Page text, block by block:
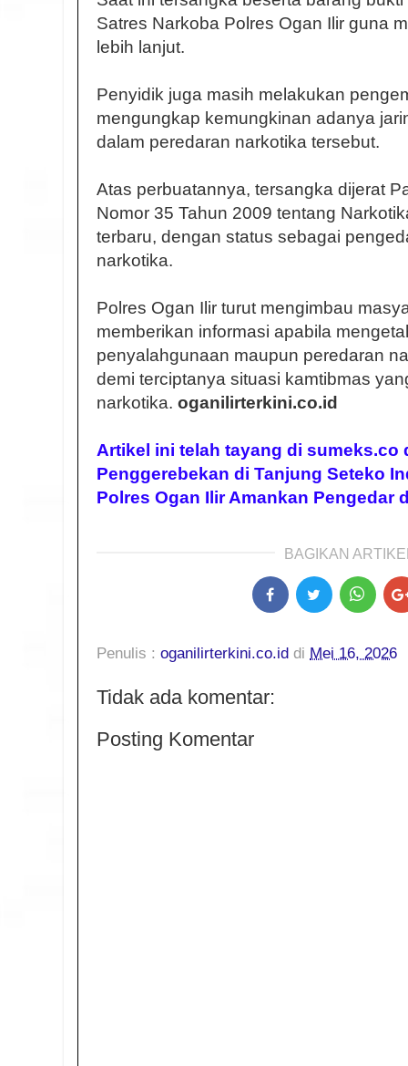
Satres Narkoba Polres Ogan Ilir guna
lebih lanjut.
Penyidik juga masih melakukan
mengungkap kemungkinan adanya
dalam peredaran narkotika tersebut.
Atas perbuatannya, tersangka dijerat
Nomor 35 Tahun 2009 tentang
terbaru, dengan status sebagai
narkotika.
Polres Ogan Ilir turut mengimbau
memberikan informasi apabila
penyalahgunaan maupun peredaran
demi terciptanya situasi kamtibmas
narkotika. oganilirterkini.co.id
Artikel ini telah tayang di sumeks.co
Penggerebekan di Tanjung Seteko
Polres Ogan Ilir Amankan Pengedar
BAGIKAN
Penulis : oganilirterkini.co.id di Mei 16, 2026
Tidak ada komentar:
Posting Komentar